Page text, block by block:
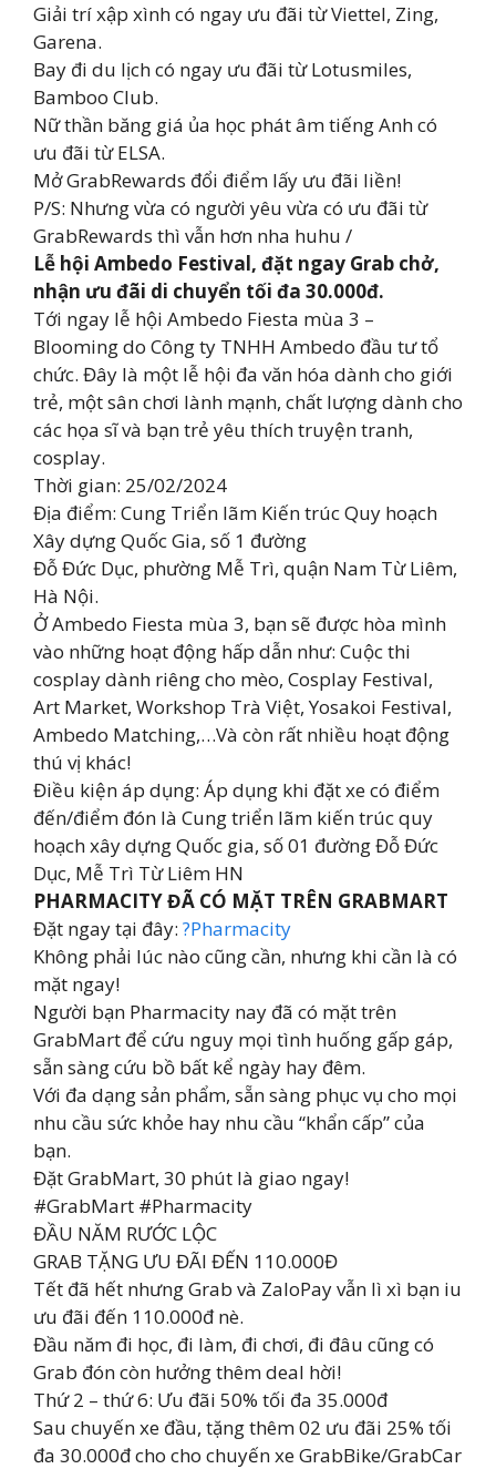
Giải trí xập xình có ngay ưu đãi từ Viettel, Zing,
Garena.
Bay đi du lịch có ngay ưu đãi từ Lotusmiles,
Bamboo Club.
Nữ thần băng giá ủa học phát âm tiếng Anh có
ưu đãi từ ELSA.
Mở GrabRewards đổi điểm lấy ưu đãi liền!
P/S: Nhưng vừa có người yêu vừa có ưu đãi từ
GrabRewards thì vẫn hơn nha huhu /
Lễ hội Ambedo Festival, đặt ngay Grab chở,
nhận ưu đãi di chuyển tối đa 30.000đ.
Tới ngay lễ hội Ambedo Fiesta mùa 3 –
Blooming do Công ty TNHH Ambedo đầu tư tổ
chức. Đây là một lễ hội đa văn hóa dành cho giới
trẻ, một sân chơi lành mạnh, chất lượng dành cho
các họa sĩ và bạn trẻ yêu thích truyện tranh,
cosplay.
Thời gian: 25/02/2024
Địa điểm: Cung Triển lãm Kiến trúc Quy hoạch
Xây dựng Quốc Gia, số 1 đường
Đỗ Đức Dục, phường Mễ Trì, quận Nam Từ Liêm,
Hà Nội.
Ở Ambedo Fiesta mùa 3, bạn sẽ được hòa mình
vào những hoạt động hấp dẫn như: Cuộc thi
cosplay dành riêng cho mèo, Cosplay Festival,
Art Market, Workshop Trà Việt, Yosakoi Festival,
Ambedo Matching,…Và còn rất nhiều hoạt động
thú vị khác!
Điều kiện áp dụng: Áp dụng khi đặt xe có điểm
đến/điểm đón là Cung triển lãm kiến trúc quy
hoạch xây dựng Quốc gia, số 01 đường Đỗ Đức
Dục, Mễ Trì Từ Liêm HN
PHARMACITY ĐÃ CÓ MẶT TRÊN GRABMART
Đặt ngay tại đây: ?Pharmacity
Không phải lúc nào cũng cần, nhưng khi cần là có
mặt ngay!
Người bạn Pharmacity nay đã có mặt trên
GrabMart để cứu nguy mọi tình huống gấp gáp,
sẵn sàng cứu bồ bất kể ngày hay đêm.
Với đa dạng sản phẩm, sẵn sàng phục vụ cho mọi
nhu cầu sức khỏe hay nhu cầu “khẩn cấp” của
bạn.
Đặt GrabMart, 30 phút là giao ngay!
#GrabMart #Pharmacity
ĐẦU NĂM RƯỚC LỘC
GRAB TẶNG ƯU ĐÃI ĐẾN 110.000Đ
Tết đã hết nhưng Grab và ZaloPay vẫn lì xì bạn iu
ưu đãi đến 110.000đ nè.
Đầu năm đi học, đi làm, đi chơi, đi đâu cũng có
Grab đón còn hưởng thêm deal hời!
Thứ 2 – thứ 6: Ưu đãi 50% tối đa 35.000đ
Sau chuyến xe đầu, tặng thêm 02 ưu đãi 25% tối
đa 30.000đ cho cho chuyến xe GrabBike/GrabCar